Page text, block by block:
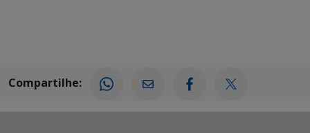
Compartilhe: